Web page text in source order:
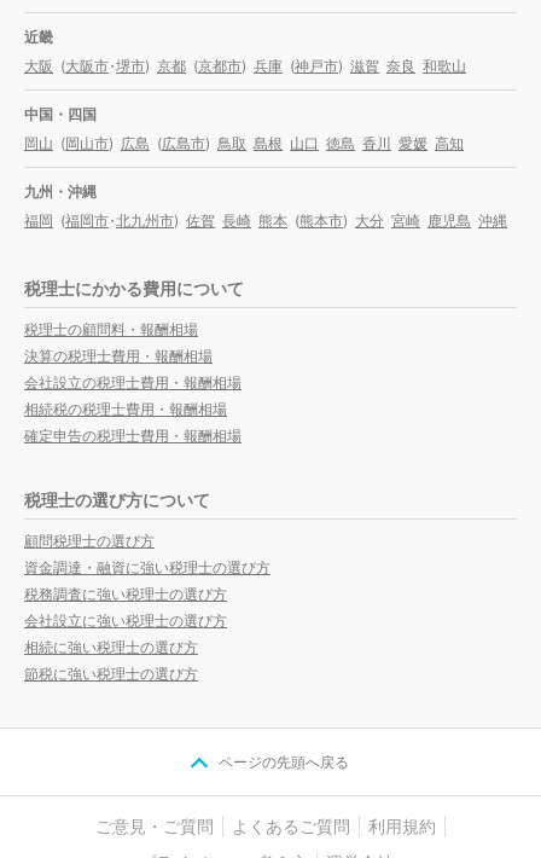
近畿
大阪 (大阪市・堺市) 京都 (京都市) 兵庫 (神戸市) 滋賀 奈良 和歌山
中国・四国
岡山 (岡山市) 広島 (広島市) 鳥取 島根 山口 徳島 香川 愛媛 高知
九州・沖縄
福岡 (福岡市・北九州市) 佐賀 長崎 熊本 (熊本市) 大分 宮崎 鹿児島 沖縄
税理士にかかる費用について
税理士の顧問料・報酬相場
決算の税理士費用・報酬相場
会社設立の税理士費用・報酬相場
相続税の税理士費用・報酬相場
確定申告の税理士費用・報酬相場
税理士の選び方について
顧問税理士の選び方
資金調達・融資に強い税理士の選び方
税務調査に強い税理士の選び方
会社設立に強い税理士の選び方
相続に強い税理士の選び方
節税に強い税理士の選び方
ページの先頭へ戻る
ご意見・ご質問 よくあるご質問
利用規約